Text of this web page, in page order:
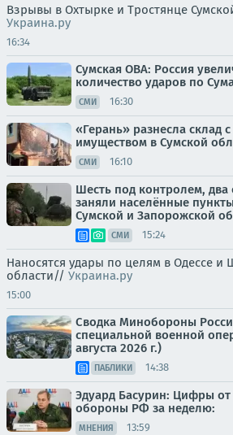
Взрывы в Охтырке и Тростянце
Украина.ру
16:34
Сумская ОВА: Россия
количество ударов по
СМИ 16:30
«Герань» разнесла склад
имуществом в Сумской
СМИ 16:10
Шесть под контролем,
заняли населённые
Сумской и Запорожской
СМИ 15:24
Наносятся удары по целям в Одессе и
области// Украина.ру
15:00
Сводка Минобороны
специальной военной
августа 2026 г.)
ПАБЛИКИ 14:38
Эдуард Басурин: Цифры от
обороны РФ за неделю:
МНЕНИЯ 13:59